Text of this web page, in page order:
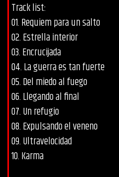
Track list:
01. Requiem para un salto
02. Estrella interior
03. Encrucijada
04. La guerra es tan fuerte
05. Del miedo al fuego
06. Llegando al final
07. Un refugio
08. Expulsando el veneno
09. Ultravelocidad
10. Karma